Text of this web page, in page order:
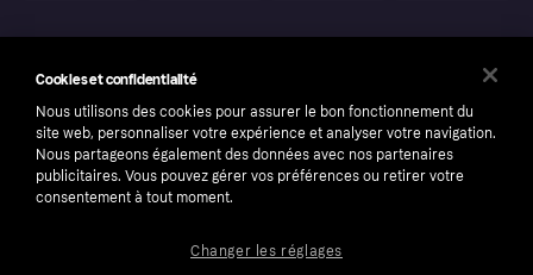
Cookies et confidentialité
Nous utilisons des cookies pour assurer le bon fonctionnement du
site web, personnaliser votre expérience et analyser votre navigation.
Nous partageons également des données avec nos partenaires
publicitaires. Vous pouvez gérer vos préférences ou retirer votre
consentement à tout moment.
Changer les réglages